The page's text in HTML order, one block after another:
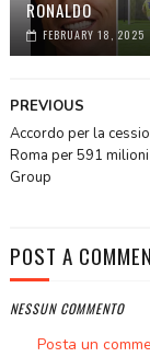
RONALDO
FEBRUARY 18, 2025
PREVIOUS
Accordo per la
Roma per 591 milioni
Group
POST A
NESSUN COMMENTO
Posta un